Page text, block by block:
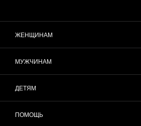
ЖЕНЩИНАМ
МУЖЧИНАМ
ДЕТЯМ
ПОМОЩЬ